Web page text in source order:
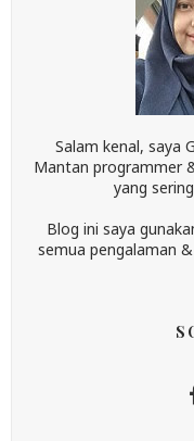
Salam kenal, saya
Mantan programmer
yang
Blog ini saya
semua pengalaman